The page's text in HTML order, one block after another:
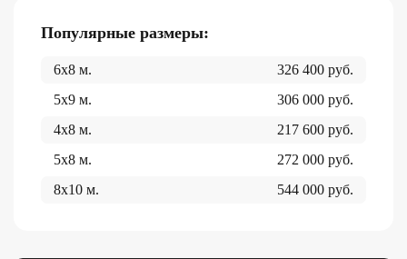
Популярные размеры:
6x8 м. 326 400 руб.
5x9 м. 306 000 руб.
4x8 м. 217 600 руб.
5x8 м. 272 000 руб.
8x10 м. 544 000 руб.